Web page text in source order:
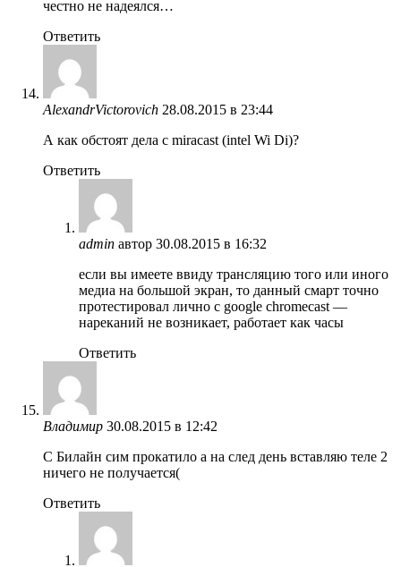
честно не надеялся…
Ответить
AlexandrVictorovich 28.08.2015 в 23:44
А как обстоят дела с miracast (intel Wi Di)?
Ответить
admin автор 30.08.2015 в 16:32
если вы имеете ввиду трансляцию того или иного
медиа на большой экран, то данный смарт точно
протестировал лично с google chromecast —
нареканий не возникает, работает как часы
Ответить
Владимир 30.08.2015 в 12:42
C Билайн сим прокатило а на след день вставляю теле 2
ничего не получается(
Ответить